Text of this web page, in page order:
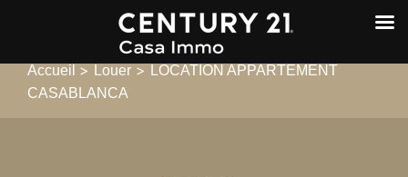
Accueil > Louer > LOCATION APPARTEMENT
CASABLANCA